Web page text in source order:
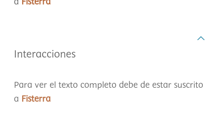
a Fisterra
Interacciones
Para ver el texto completo debe de estar suscrito
a Fisterra